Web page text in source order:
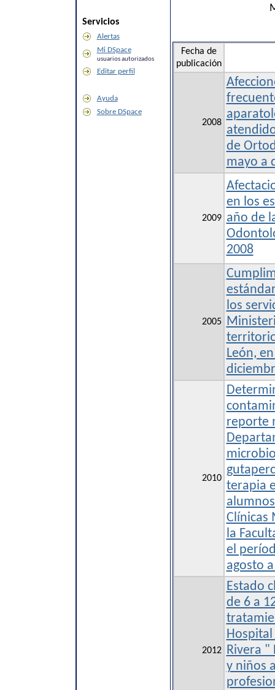
Servicios
Alertas
Mi DSpace
usuarios autorizados
Editar perfil
Ayuda
Sobre DSpace
Fecha de
publicación
2008
de
mayo a
2009
en los
año de
2008
2005
los
León,
2010
reporte
terapia
Clínicas
la
el
agosto
2012
Estado
de 6 a
Hospital
Rivera "
y niños